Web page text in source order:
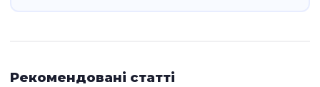
Рекомендовані статті